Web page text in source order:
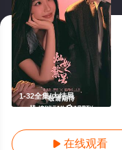
1-32全集/大结局
 在线观看